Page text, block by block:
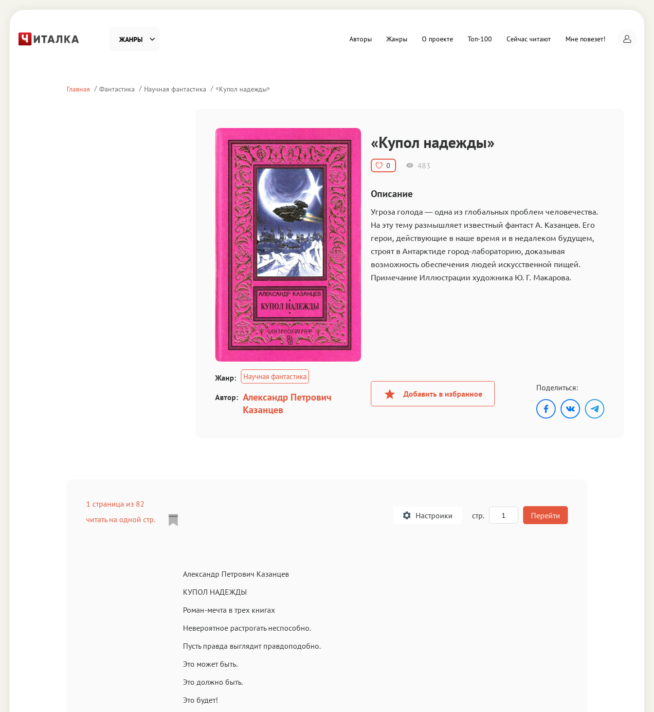
ЖАНРЫ
Драматургия
Домоводство Компьютеры и Интернет
Старинное Фольклор
Авторы Жанры О проекте Топ-100 Сейчас читают Мне повезет!
Главная Фантастика Научная фантастика «Купол надежды»
Жанр: Научная фантастика
Автор: Александр Петрович
Казанцев
«Купол надежды»
0 483
Описание
Угроза голода — одна из глобальных проблем человечества.
На эту тему размышляет известный фантаст А. Казанцев. Его
герои, действующие в наше время и в недалеком будущем,
строят в Антарктиде город-лабораторию, доказывая
возможность обеспечения людей искусственной пищей.
Примечание Иллюстрации художника Ю. Г. Макарова.
Добавить в избранное
Поделиться:
1 страница из 82
читать на одной стр.
Настроики стр. Перейти
Александр Петрович Казанцев
КУПОЛ НАДЕЖДЫ
Роман-мечта в трех книгах
Невероятное растрогать неспособно.
Пусть правда выглядит правдоподобно.
Это может быть.
Это должно быть.
Это будет!